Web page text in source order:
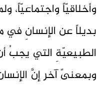
وأخلاقيّاً واجتماعيّاً،
بديلاً عن الإنسانِ
الطبيعيّةِ التي يجبُ
وبمعنىً آخر إنَّ